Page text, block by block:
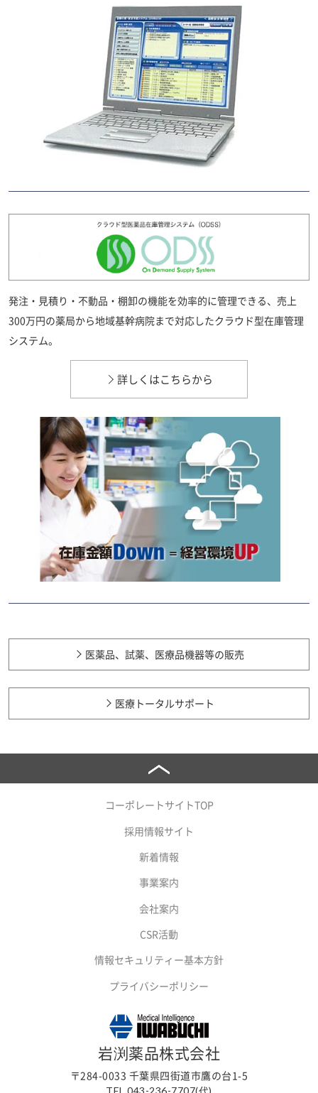
発注・見積り・不動品・棚卸の機能を効率的に管理できる、売上
300万円の薬局から地域基幹病院まで対応したクラウド型在庫管理
システム。
詳しくはこちらから
医薬品、試薬、医療品機器等の販売
医療トータルサポート
コーポレートサイトTOP
採用情報サイト
新着情報
事業案内
会社案内
CSR活動
情報セキュリティー基本方針
プライバシーポリシー
岩渕薬品株式会社
〒284-0033 千葉県四街道市鷹の台1-5
TEL.043-236-7707(代)